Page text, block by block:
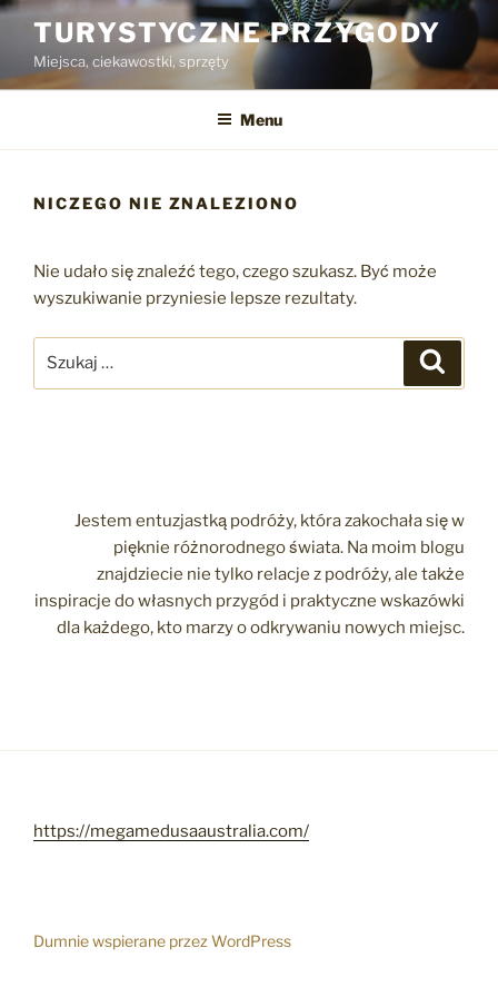
Przejdź
treści
TURYSTYCZNE PRZYGODY
Miejsca, ciekawostki, sprzęty
Menu
NICZEGO NIE ZNALEZIONO
Nie udało się znaleźć tego, czego szukasz. Być może
wyszukiwanie przyniesie lepsze rezultaty.
Jestem entuzjastką podróży, która zakochała się w
pięknie różnorodnego świata. Na moim blogu
znajdziecie nie tylko relacje z podróży, ale także
inspiracje do własnych przygód i praktyczne wskazówki
dla każdego, kto marzy o odkrywaniu nowych miejsc.
https://megamedusaaustralia.com/
Dumnie wspierane przez WordPress